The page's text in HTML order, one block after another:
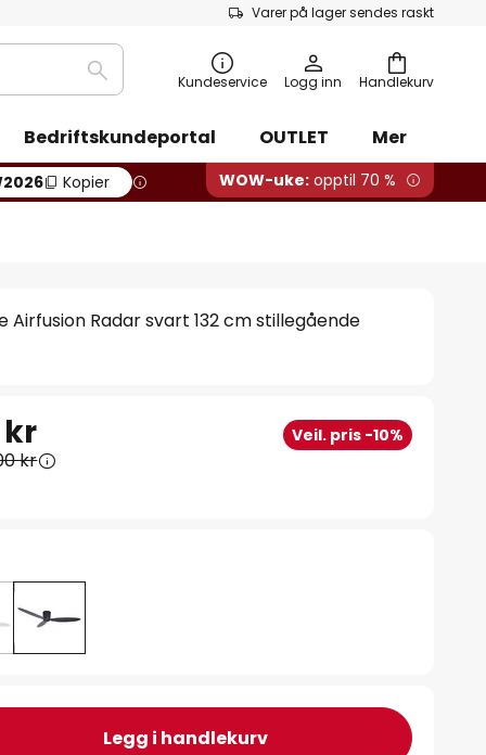
Varer på lager sendes raskt
Handlekurv
Søk Kundeservice Logg inn
Bedriftskundeportal OUTLET Mer
Kopier WOW-uke: opptil 70 %
Airfusion Radar svart 132 cm stillegående
kr Veil. pris -10%
kr
Legg i handlekurv